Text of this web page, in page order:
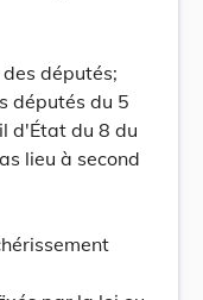
députés;
députés du 5
d'État du 8 du
lieu à second